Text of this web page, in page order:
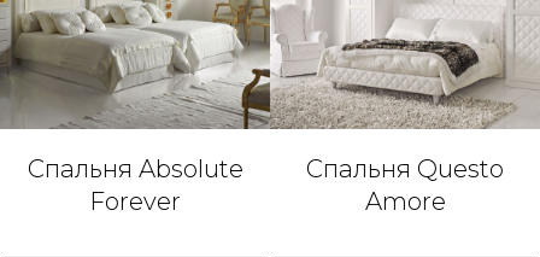
Спальня Absolute
Forever
Спальня Questo
Amore